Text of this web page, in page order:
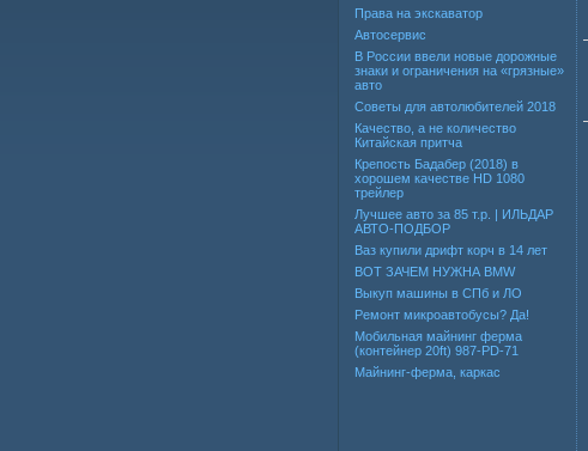
Права на экскаватор
Автосервис
В России ввели новые дорожные
знаки и ограничения на «грязные»
авто
Советы для автолюбителей 2018
Качество, а не количество
Китайская притча
Крепость Бадабер (2018) в
хорошем качестве HD 1080
трейлер
Лучшее авто за 85 т.р. | ИЛЬДАР
АВТО-ПОДБОР
Ваз купили дрифт корч в 14 лет
ВОТ ЗАЧЕМ НУЖНА BMW
Выкуп машины в СПб и ЛО
Ремонт микроавтобусы? Да!
Мобильная майнинг ферма
(контейнер 20ft) 987-PD-71
Майнинг-ферма, каркас